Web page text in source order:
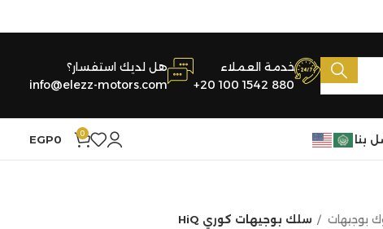
خدمة العملاء
+20 100 1542 880
هل لديك استفسار؟
info@elezz-motors.com
بنا 0
EGP0
بوجيهات سلك بوجيهات كوري HiQ